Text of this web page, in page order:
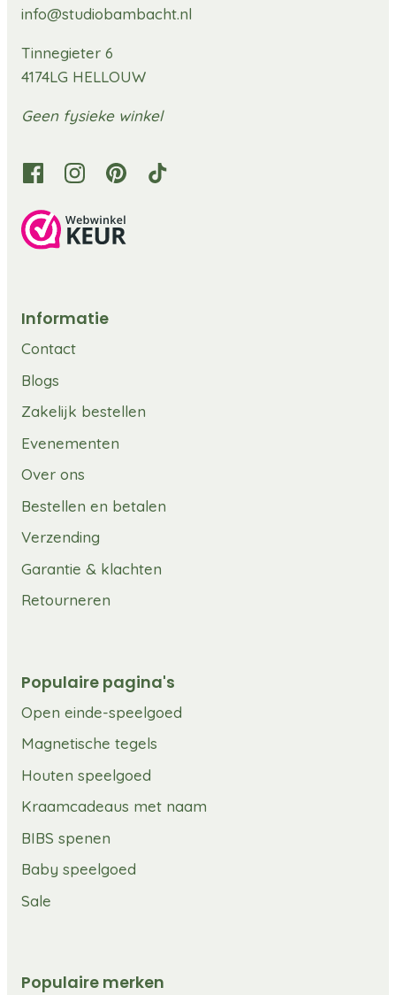
info@studiobambacht.nl
Tinnegieter 6
4174LG HELLOUW
Geen fysieke winkel
Informatie
Contact
Blogs
Zakelijk bestellen
Evenementen
Over ons
Bestellen en betalen
Verzending
Garantie & klachten
Retourneren
Populaire pagina's
Open einde-speelgoed
Magnetische tegels
Houten speelgoed
Kraamcadeaus met naam
BIBS spenen
Baby speelgoed
Sale
Populaire merken